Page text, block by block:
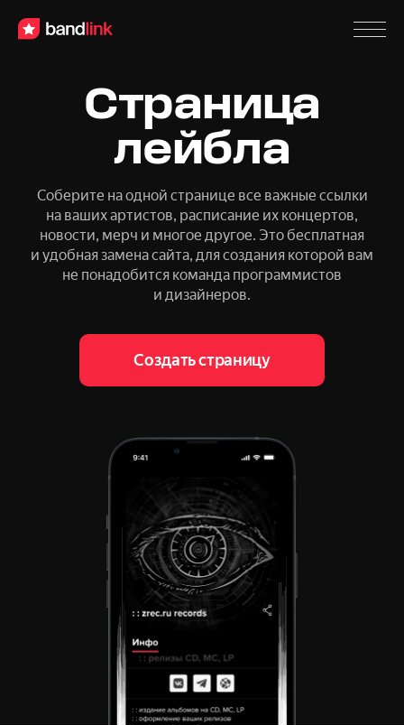
Страница
лейбла
Соберите на одной странице все важные ссылки
на ваших артистов, расписание их концертов,
новости, мерч и многое другое. Это бесплатная
и удобная замена сайта, для создания которой вам
не понадобится команда программистов
и дизайнеров.
Создать страницу